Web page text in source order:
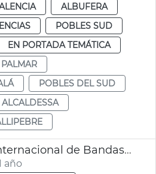
ALBUFERA
POBLES SUD
EN PORTADA TEMÁTICA
PALMAR
POBLES DEL SUD
ALCALDESSA
137 Certamen Internacional de Bandas de Música de València
año